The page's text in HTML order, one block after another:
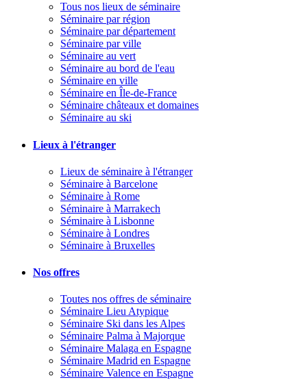
Tous nos lieux de séminaire
Séminaire par région
Séminaire par département
Séminaire par ville
Séminaire au vert
Séminaire au bord de l'eau
Séminaire en ville
Séminaire en Île-de-France
Séminaire châteaux et domaines
Séminaire au ski
Lieux à l'étranger
Lieux de séminaire à l'étranger
Séminaire à Barcelone
Séminaire à Rome
Séminaire à Marrakech
Séminaire à Lisbonne
Séminaire à Londres
Séminaire à Bruxelles
Nos offres
Toutes nos offres de séminaire
Séminaire Lieu Atypique
Séminaire Ski dans les Alpes
Séminaire Palma à Majorque
Séminaire Malaga en Espagne
Séminaire Madrid en Espagne
Séminaire Valence en Espagne